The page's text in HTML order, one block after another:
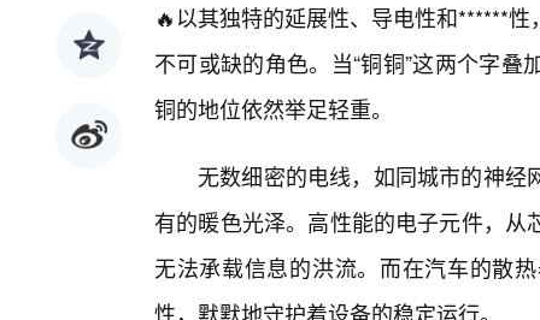
🔥以其独特的延展性、导电性和******
不可或缺的角色。当“铜铜”这两个字
铜的地位依然举足轻重。
无数细密的电线，如同城市的神
有的暖色光泽。高性能的电子元件，
无法承载信息的洪流。而在汽车的散
性，默默地守护着设备的稳定运行。